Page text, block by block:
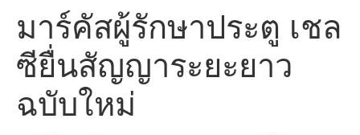
มาร์คัสผู้รักษาประตู เชล
ซียื่นสัญญาระยะยาว
ฉบับใหม่